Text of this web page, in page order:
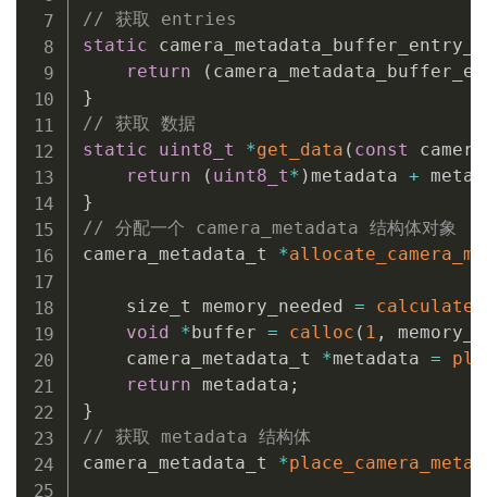
// 获取 entries
static
return
(
}
// 获取 数据
static
uint8_t *get_data ( const
return
( uint8_t* )metadata +
}
// 分配一个 camera_metadata 结构体对象
camera_metadata_t *
    size_t memory_needed
=
void
*buffer = calloc ( 1 ,
    camera_metadata_t
*metadata =
return metadata ;
}
// 获取 metadata 结构体
camera_metadata_t *